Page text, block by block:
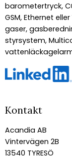
barometertryck,
GSM, Ethernet
gaser,
styrsystem,
Kontakt
Acandia AB
Vintervägen 2B
13540 TYRESÖ